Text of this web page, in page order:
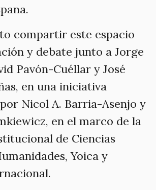
compartir este espacio
y debate junto a Jorge
Pavón-Cuéllar y José
en una iniciativa
Nicol A. Barria-Asenjo y
en el marco de la
de Ciencias
Yoica y